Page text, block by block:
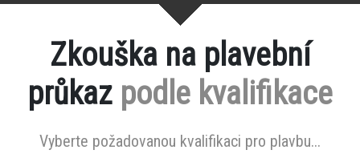
Zkouška na plavební
průkaz podle kvalifikace
Vyberte požadovanou kvalifikaci pro plavbu...